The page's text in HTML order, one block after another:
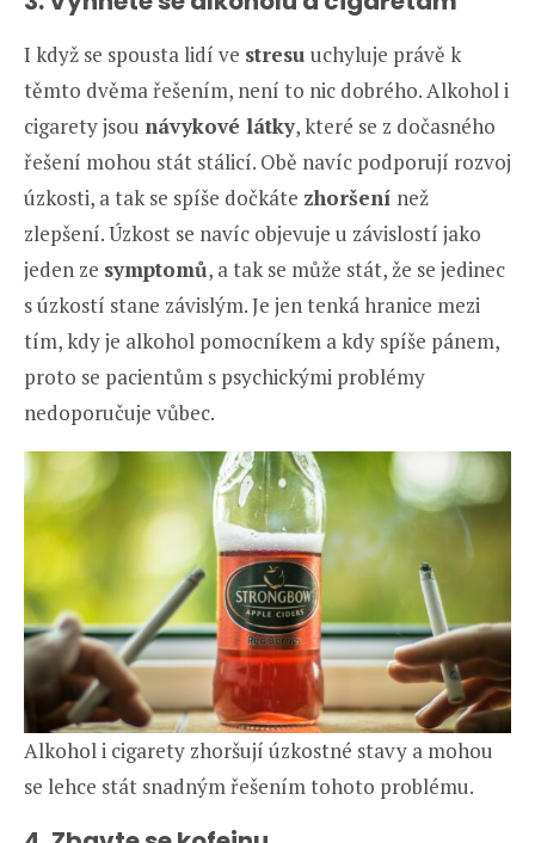
I když se spousta lidí ve stresu uchyluje právě k
těmto dvěma řešením, není to nic dobrého. Alkohol i
cigarety jsou návykové látky, které se z dočasného
řešení mohou stát stálicí. Obě navíc podporují rozvoj
úzkosti, a tak se spíše dočkáte zhoršení než
zlepšení. Úzkost se navíc objevuje u závislostí jako
jeden ze symptomů, a tak se může stát, že se jedinec
s úzkostí stane závislým. Je jen tenká hranice mezi
tím, kdy je alkohol pomocníkem a kdy spíše pánem,
proto se pacientům s psychickými problémy
nedoporučuje vůbec.
Alkohol i cigarety zhoršují úzkostné stavy a mohou
se lehce stát snadným řešením tohoto problému.